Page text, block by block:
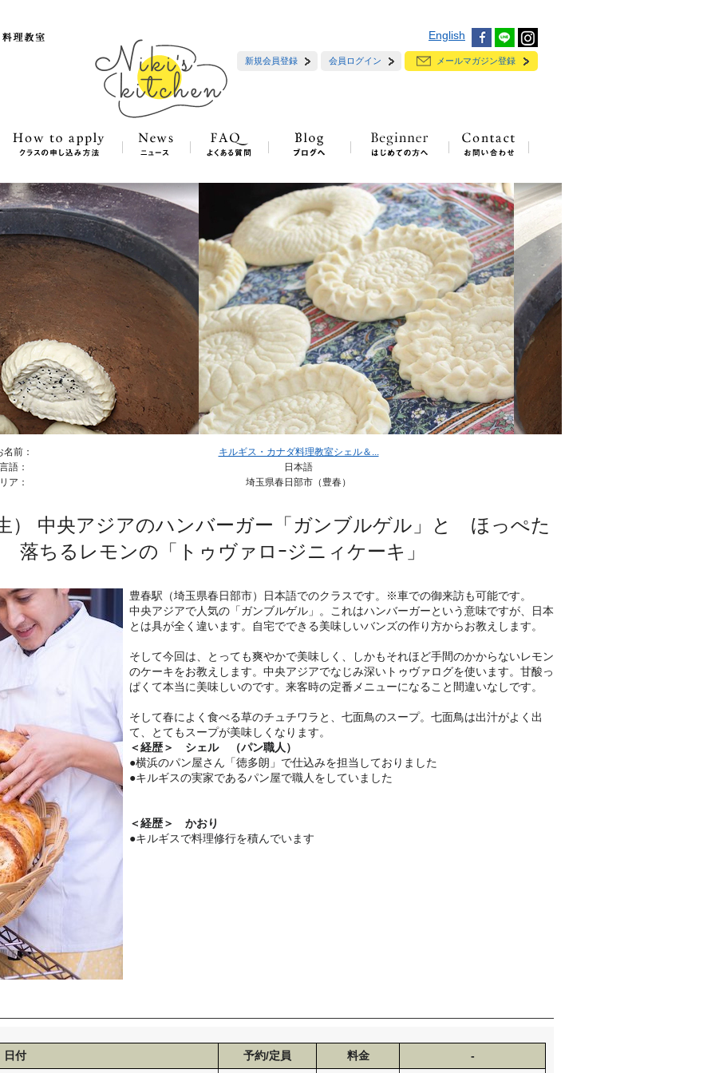
English
新規会員登録 会員ログイン メールマガジン登録
前：
キルギス・カナダ料理教室シェル＆...
語：
日本語
ア：
埼玉県春日部市（豊春）
） 中央アジアのハンバーガー「ガンブルゲル」と ほっぺた
落ちるレモンの「トゥヴァロｰジニィケーキ」
豊春駅（埼玉県春日部市）日本語でのクラスです。※車での御来訪も可能です。
中央アジアで人気の「ガンブルゲル」。これはハンバーガーという意味ですが、日本
とは具が全く違います。自宅でできる美味しいバンズの作り方からお教えします。
そして今回は、とっても爽やかで美味しく、しかもそれほど手間のかからないレモン
のケーキをお教えします。中央アジアでなじみ深いトゥヴァログを使います。甘酸っ
ぱくて本当に美味しいのです。来客時の定番メニューになること間違いなしです。
そして春によく食べる草のチュチワラと、七面鳥のスープ。七面鳥は出汁がよく出
て、とてもスープが美味しくなります。
＜経歴＞ シェル （パン職人）
●横浜のパン屋さん「徳多朗」で仕込みを担当しておりました
●キルギスの実家であるパン屋で職人をしていました
＜経歴＞ かおり
●キルギスで料理修行を積んでいます
日付 予約/定員 料金
-